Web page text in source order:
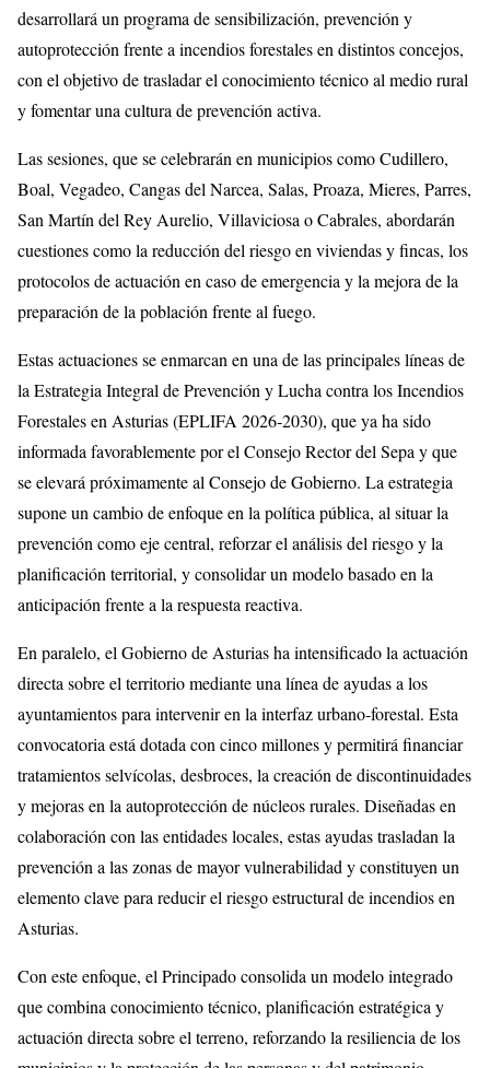
desarrollará un programa de sensibilización, prevención y
autoprotección frente a incendios forestales en distintos concejos,
con el objetivo de trasladar el conocimiento técnico al medio rural
y fomentar una cultura de prevención activa.
Las sesiones, que se celebrarán en municipios como Cudillero,
Boal, Vegadeo, Cangas del Narcea, Salas, Proaza, Mieres, Parres,
San Martín del Rey Aurelio, Villaviciosa o Cabrales, abordarán
cuestiones como la reducción del riesgo en viviendas y fincas, los
protocolos de actuación en caso de emergencia y la mejora de la
preparación de la población frente al fuego.
Estas actuaciones se enmarcan en una de las principales líneas de
la Estrategia Integral de Prevención y Lucha contra los Incendios
Forestales en Asturias (EPLIFA 2026‑2030), que ya ha sido
informada favorablemente por el Consejo Rector del Sepa y que
se elevará próximamente al Consejo de Gobierno. La estrategia
supone un cambio de enfoque en la política pública, al situar la
prevención como eje central, reforzar el análisis del riesgo y la
planificación territorial, y consolidar un modelo basado en la
anticipación frente a la respuesta reactiva.
En paralelo, el Gobierno de Asturias ha intensificado la actuación
directa sobre el territorio mediante una línea de ayudas a los
ayuntamientos para intervenir en la interfaz urbano‑forestal. Esta
convocatoria está dotada con cinco millones y permitirá financiar
tratamientos selvícolas, desbroces, la creación de discontinuidades
y mejoras en la autoprotección de núcleos rurales. Diseñadas en
colaboración con las entidades locales, estas ayudas trasladan la
prevención a las zonas de mayor vulnerabilidad y constituyen un
elemento clave para reducir el riesgo estructural de incendios en
Asturias.
Con este enfoque, el Principado consolida un modelo integrado
que combina conocimiento técnico, planificación estratégica y
actuación directa sobre el terreno, reforzando la resiliencia de los